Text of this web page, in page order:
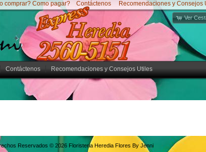
comprar? Como pagar? Contáctenos Recomendaciones y Consejos
Ver
Contáctenos Recomendaciones y Consejos Utiles
Reservados © 2026 Floristeria Heredia Flores By Jenni